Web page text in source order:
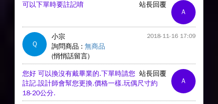
A
站長回覆
可以下單時要註記唷
Q
小宗 2018-11-16 17:09
詢問商品 : 無商品
(悄悄話留言)
A
站長回覆
您好 可以換沒有戴畢業的.下單時請您
註記.設計師會幫您更換.價格一樣.玩偶尺寸約
18-20公分.